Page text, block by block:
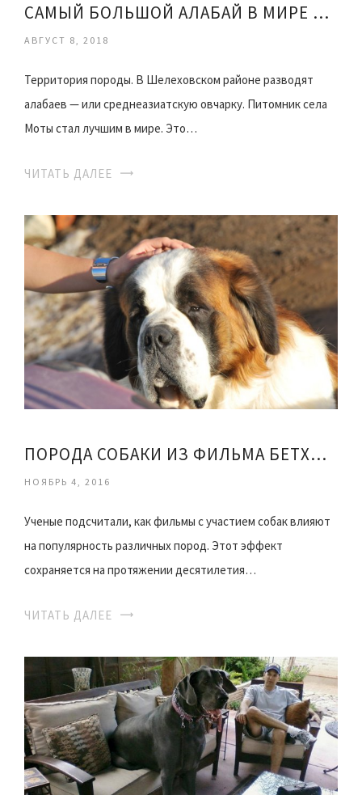
САМЫЙ БОЛЬШОЙ АЛАБАЙ В МИРЕ ВИДЕО
АВГУСТ 8, 2018
Территория породы. В Шелеховском районе разводят
алабаев — или среднеазиатскую овчарку. Питомник села
Моты стал лучшим в мире. Это…
ЧИТАТЬ ДАЛЕЕ
ПОРОДА СОБАКИ ИЗ ФИЛЬМА БЕТХОВЕН
НОЯБРЬ 4, 2016
Ученые подсчитали, как фильмы с участием собак влияют
на популярность различных пород. Этот эффект
сохраняется на протяжении десятилетия…
ЧИТАТЬ ДАЛЕЕ